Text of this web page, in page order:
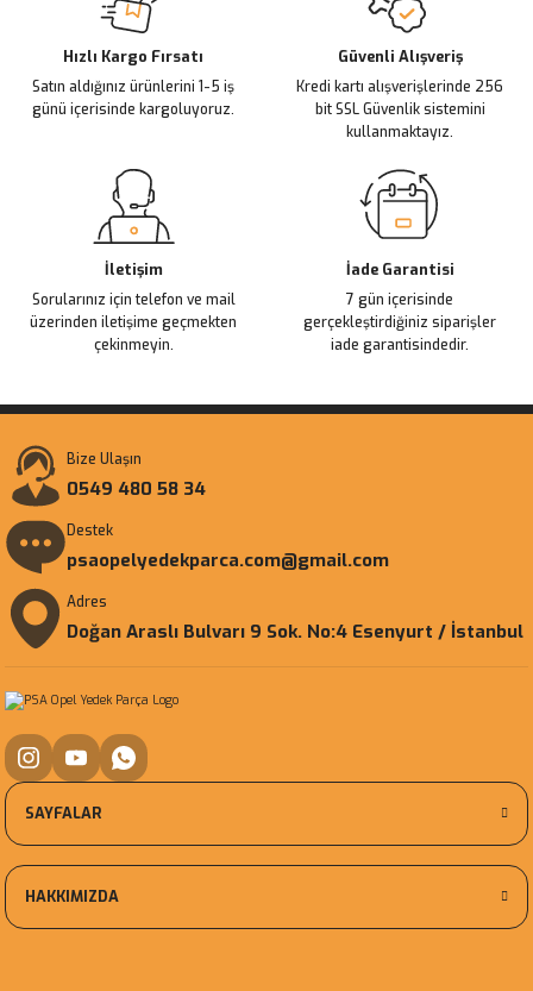
Ürün bilgilerinde hatalar bulunuyor.
Ürün fiyatı diğer sitelerden daha pahalı.
Bu ürüne benzer farklı alternatifler olmalı.
Hızlı Kargo Fırsatı
Satın aldığınız ürünlerini 1-5 iş
günü içerisinde kargoluyoruz.
Güvenli Alışveriş
Kredi kartı alışverişlerinde 256
bit SSL Güvenlik sistemini
kullanmaktayız.
İletişim
Sorularınız için telefon ve mail
üzerinden iletişime geçmekten
çekinmeyin.
İade Garantisi
7 gün içerisinde
gerçekleştirdiğiniz siparişler
iade garantisindedir.
Bize Ulaşın
0549 480 58 34
Destek
psaopelyedekparca.com@gmail.com
Adres
Doğan Araslı Bulvarı 9 Sok. No:4 Esenyurt / İstanbul
SAYFALAR
HAKKIMIZDA